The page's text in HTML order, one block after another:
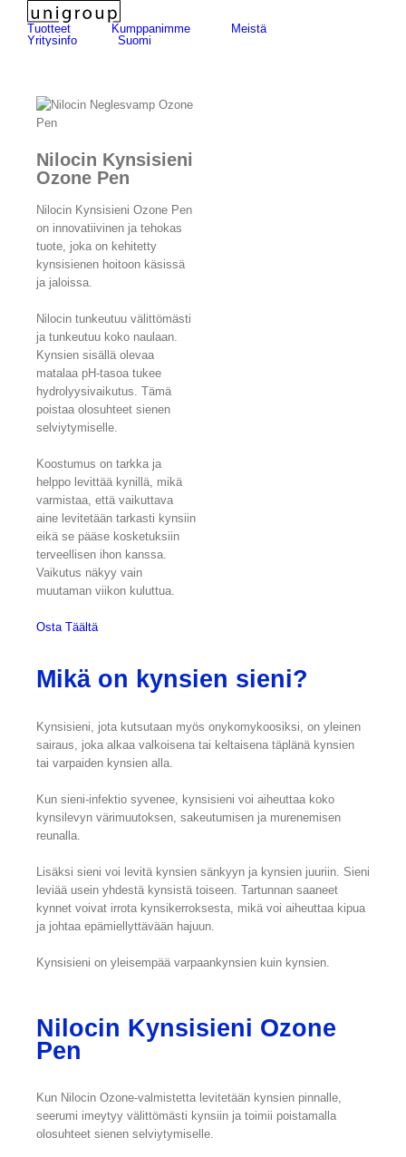
content
for:
Tuotteet
Kumppanimme
Meistä
Yritysinfo
Suomi
Nilocin Kynsisieni
Ozone Pen
Nilocin Kynsisieni Ozone Pen
on innovatiivinen ja tehokas
tuote, joka on kehitetty
kynsisienen hoitoon käsissä
ja jaloissa.
Nilocin tunkeutuu välittömästi
ja tunkeutuu koko naulaan.
Kynsien sisällä olevaa
matalaa pH-tasoa tukee
hydrolyysivaikutus. Tämä
poistaa olosuhteet sienen
selviytymiselle.
Koostumus on tarkka ja
helppo levittää kynillä, mikä
varmistaa, että vaikuttava
aine levitetään tarkasti kynsiin
eikä se pääse kosketuksiin
terveellisen ihon kanssa.
Vaikutus näkyy vain
muutaman viikon kuluttua.
Osta Täältä
Mikä on kynsien sieni?
Kynsisieni, jota kutsutaan myös onykomykoosiksi, on yleinen
sairaus, joka alkaa valkoisena tai keltaisena täplänä kynsien
tai varpaiden kynsien alla.
Kun sieni-infektio syvenee, kynsisieni voi aiheuttaa koko
kynsilevyn värimuutoksen, sakeutumisen ja murenemisen
reunalla.
Lisäksi sieni voi levitä kynsien sänkyyn ja kynsien juuriin. Sieni
leviää usein yhdestä kynsistä toiseen. Tartunnan saaneet
kynnet voivat irrota kynsikerroksesta, mikä voi aiheuttaa kipua
ja johtaa epämiellyttävään hajuun.
Kynsisieni on yleisempää varpaankynsien kuin kynsien.
Nilocin Kynsisieni Ozone
Pen
Kun Nilocin Ozone-valmistetta levitetään kynsien pinnalle,
seerumi imeytyy välittömästi kynsiin ja toimii poistamalla
olosuhteet sienen selviytymiselle.